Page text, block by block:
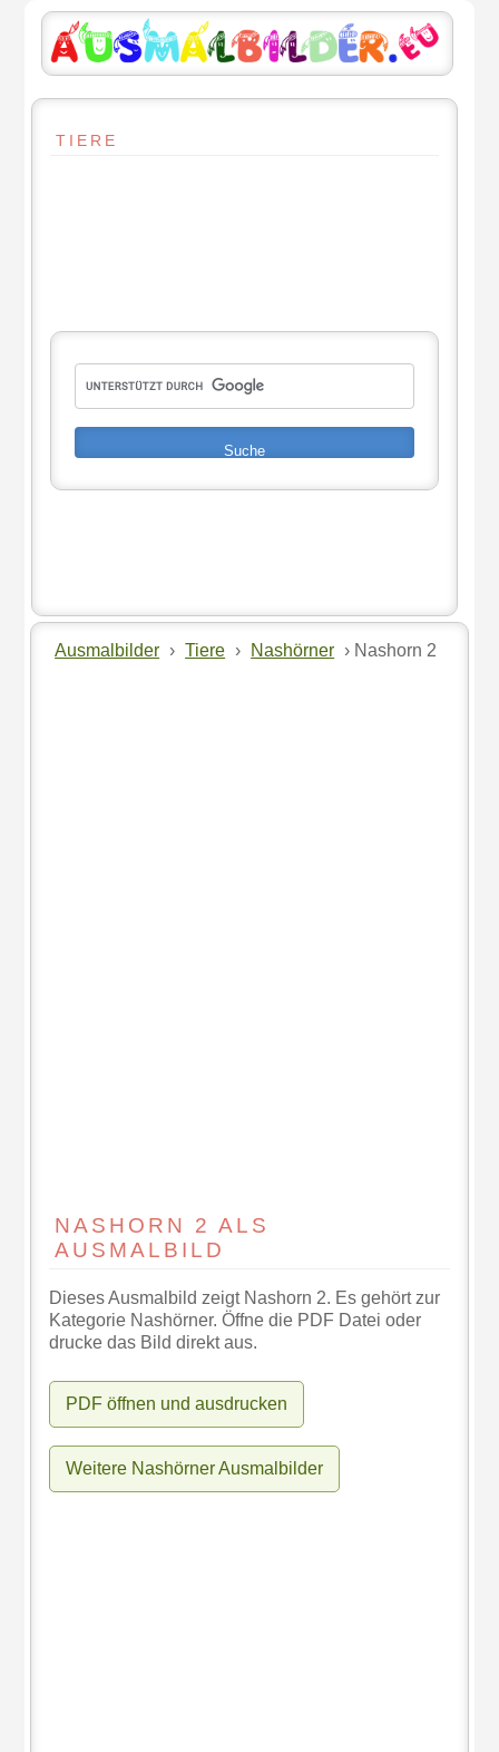
TIERE
Ausmalbilder › Tiere › Nashörner › Nashorn 2
NASHORN 2 ALS
AUSMALBILD
Dieses Ausmalbild zeigt Nashorn 2. Es gehört zur
Kategorie Nashörner. Öffne die PDF Datei oder
drucke das Bild direkt aus.
PDF öffnen und ausdrucken
Weitere Nashörner Ausmalbilder